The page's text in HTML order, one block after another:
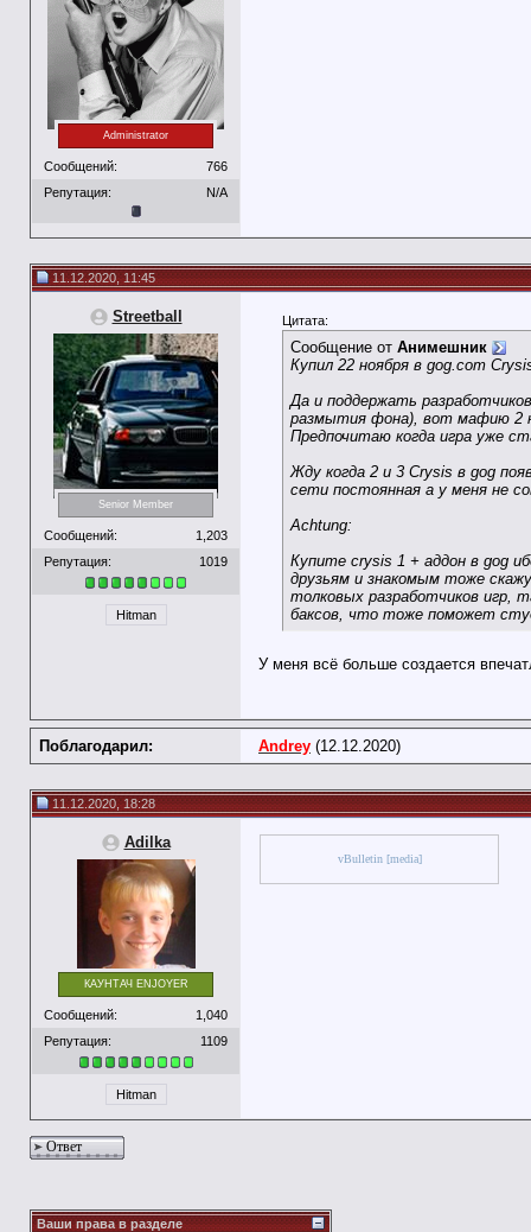
Administrator
Сообщений:
766
Репутация:
N/A
11.12.2020, 11:45
Streetball
Senior Member
Сообщений:
1,203
Репутация:
1019
Hitman
Цитата:
Сообщение от Анимешник
Купил 22 ноября в gog.com
Да и поддержать
размытия фона), вот мафию 2
Предпочитаю когда игра уже
Жду когда 2 и 3 Crysis в gog
сети постоянная а у меня не
Achtung:
Купите crysis 1 + аддон в gog
друзьям и знакомым тоже
толковых разработчиков игр,
баксов, что тоже поможет
У меня всё больше создается
Поблагодарил: Andrey (12.12.2020)
11.12.2020, 18:28
Adilka
КАУНТАЧ ENJOYER
Сообщений:
1,040
Репутация:
1109
Hitman
vBulletin [media]
Ответ
Ваши права в разделе